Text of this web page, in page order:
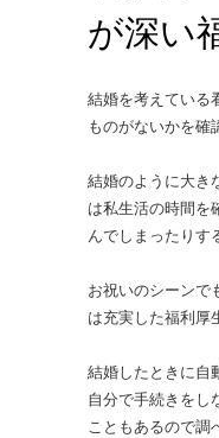
が深い
結婚を考えている
ものがないかを確
結婚のように大き
は私生活の時間を
んでしまったりす
お祝いのシーンで
は充実した福利厚
結婚したときに自
自分で手続きをし
こともあるので調